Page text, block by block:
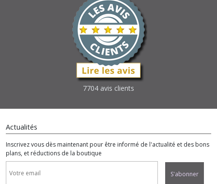
7704 avis clients
Actualités
Inscrivez vous dès maintenant pour être informé de l'actualité et des bons
plans, et réductions de la boutique
S'abonner